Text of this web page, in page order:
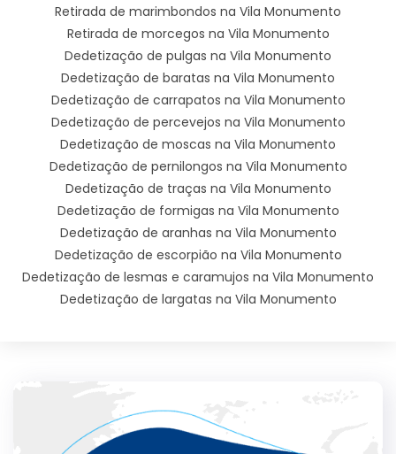
Retirada de marimbondos na Vila Monumento
Retirada de morcegos na Vila Monumento
Dedetização de pulgas na Vila Monumento
Dedetização de baratas na Vila Monumento
Dedetização de carrapatos na Vila Monumento
Dedetização de percevejos na Vila Monumento
Dedetização de moscas na Vila Monumento
Dedetização de pernilongos na Vila Monumento
Dedetização de traças na Vila Monumento
Dedetização de formigas na Vila Monumento
Dedetização de aranhas na Vila Monumento
Dedetização de escorpião na Vila Monumento
Dedetização de lesmas e caramujos na Vila Monumento
Dedetização de largatas na Vila Monumento